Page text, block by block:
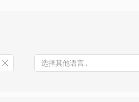
选择其他语言...